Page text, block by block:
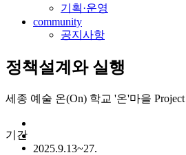
기획·운영
community
공지사항
정책설계와 실행
세종 예술 온(On) 학교 '온'마을
기간
2025.9.13~27.